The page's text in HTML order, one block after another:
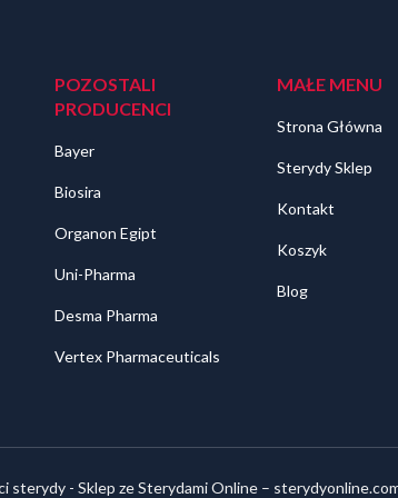
POZOSTALI
PRODUCENCI
Bayer
Biosira
Organon Egipt
Uni-Pharma
Desma Pharma
Vertex Pharmaceuticals
MAŁE MENU
Strona Główna
Sterydy Sklep
Kontakt
Koszyk
Blog
sterydy - Sklep ze Sterydami Online –